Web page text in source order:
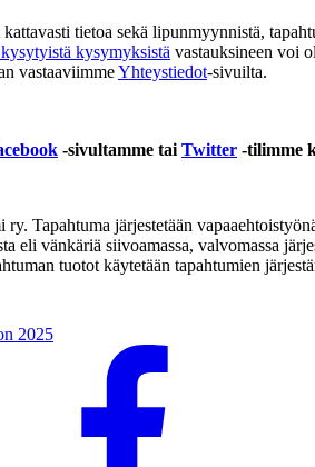
tietoa sekä lipunmyynnistä,
kysymyksistä vastauksineen voi
vastaaviimmeYhteystiedot-sivuilta.
-sivultamme tai Twitter -tilimme
Tapahtuma järjestetään
eli vänkäriä siivoamassa, valvomassa
tuotot käytetään tapahtumien
2025